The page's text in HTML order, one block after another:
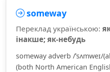
someway
Переклад українською:
інакше; як-небудь
someway adverb /ˈsʌmweɪ/
(both North American